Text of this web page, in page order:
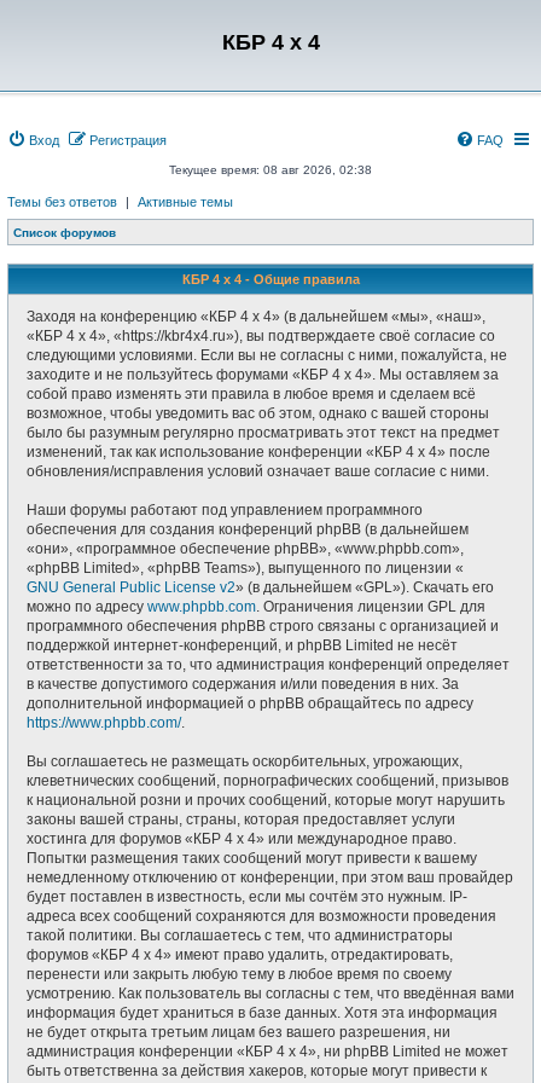
КБР 4 x 4
Вход Регистрация FAQ
Текущее время: 08 авг 2026, 02:38
Темы без ответов | Активные темы
Список форумов
КБР 4 x 4 - Общие правила
Заходя на конференцию «КБР 4 x 4» (в дальнейшем «мы», «наш»,
«КБР 4 x 4», «https://kbr4x4.ru»), вы подтверждаете своё согласие со
следующими условиями. Если вы не согласны с ними, пожалуйста, не
заходите и не пользуйтесь форумами «КБР 4 x 4». Мы оставляем за
собой право изменять эти правила в любое время и сделаем всё
возможное, чтобы уведомить вас об этом, однако с вашей стороны
было бы разумным регулярно просматривать этот текст на предмет
изменений, так как использование конференции «КБР 4 x 4» после
обновления/исправления условий означает ваше согласие с ними.
Наши форумы работают под управлением программного
обеспечения для создания конференций phpBB (в дальнейшем
«они», «программное обеспечение phpBB», «www.phpbb.com»,
«phpBB Limited», «phpBB Teams»), выпущенного по лицензии «
GNU General Public License v2» (в дальнейшем «GPL»). Скачать его
можно по адресу www.phpbb.com. Ограничения лицензии GPL для
программного обеспечения phpBB строго связаны с организацией и
поддержкой интернет-конференций, и phpBB Limited не несёт
ответственности за то, что администрация конференций определяет
в качестве допустимого содержания и/или поведения в них. За
дополнительной информацией о phpBB обращайтесь по адресу
https://www.phpbb.com/.
Вы соглашаетесь не размещать оскорбительных, угрожающих,
клеветнических сообщений, порнографических сообщений, призывов
к национальной розни и прочих сообщений, которые могут нарушить
законы вашей страны, страны, которая предоставляет услуги
хостинга для форумов «КБР 4 x 4» или международное право.
Попытки размещения таких сообщений могут привести к вашему
немедленному отключению от конференции, при этом ваш провайдер
будет поставлен в известность, если мы сочтём это нужным. IP-
адреса всех сообщений сохраняются для возможности проведения
такой политики. Вы соглашаетесь с тем, что администраторы
форумов «КБР 4 x 4» имеют право удалить, отредактировать,
перенести или закрыть любую тему в любое время по своему
усмотрению. Как пользователь вы согласны с тем, что введённая вами
информация будет храниться в базе данных. Хотя эта информация
не будет открыта третьим лицам без вашего разрешения, ни
администрация конференции «КБР 4 x 4», ни phpBB Limited не может
быть ответственна за действия хакеров, которые могут привести к